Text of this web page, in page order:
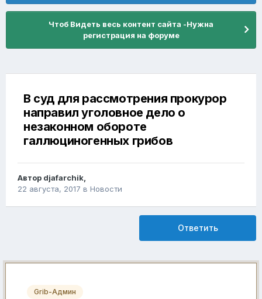
Чтоб Видеть весь контент сайта -Нужна
регистрация на форуме
В суд для рассмотрения прокурор
направил уголовное дело о
незаконном обороте
галлюциногенных грибов
Автор djafarchik,
22 августа, 2017 в Новости
Ответить
Grib-Админ